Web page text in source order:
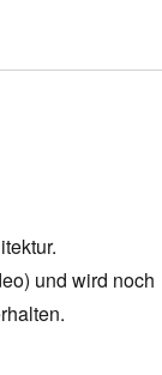
und wird noch